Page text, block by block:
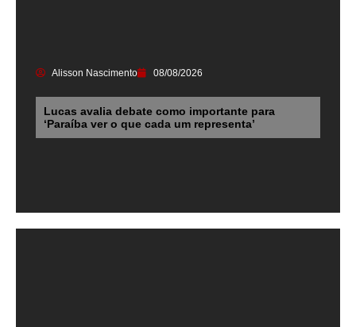
Alisson Nascimento 08/08/2026
Lucas avalia debate como importante para
‘Paraíba ver o que cada um representa’